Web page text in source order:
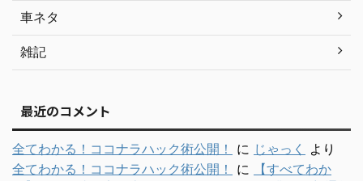
車ネタ
雑記
最近のコメント
全てわかる！ココナラハック術公開！ に じゃっく
より
全てわかる！ココナラハック術公開！
に
【すべてわか